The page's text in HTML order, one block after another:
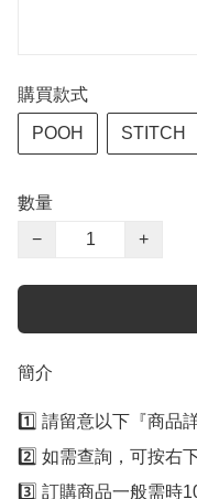
購買款式
POOH STITCH
數量
−
+
簡介
1️⃣ 請留意以下『商品詳
2️⃣ 如需查詢，可按右
3️⃣ 訂購商品一般需時